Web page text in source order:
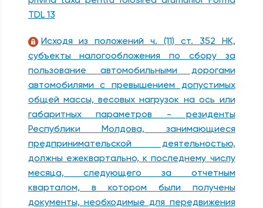
TDL 13
Исходя из положений ч. (11) ст. 352 НК,
субъекты налогообложения по сбору за
пользование автомобильными дорогами
автомобилями с превышением допустимых
общей массы, весовых нагрузок на ось или
габаритных параметров - резиденты
Республики Молдова, занимающиеся
предпринимательской деятельностью,
должны ежеквартально, к последнему числу
месяца, следующего за отчетным
кварталом, в котором были получены
документы, необходимые для передвижения